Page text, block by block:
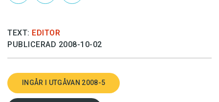
TEXT: EDITOR
PUBLICERAD 2008-10-02
INGÅR I UTGÅVAN 2008-5